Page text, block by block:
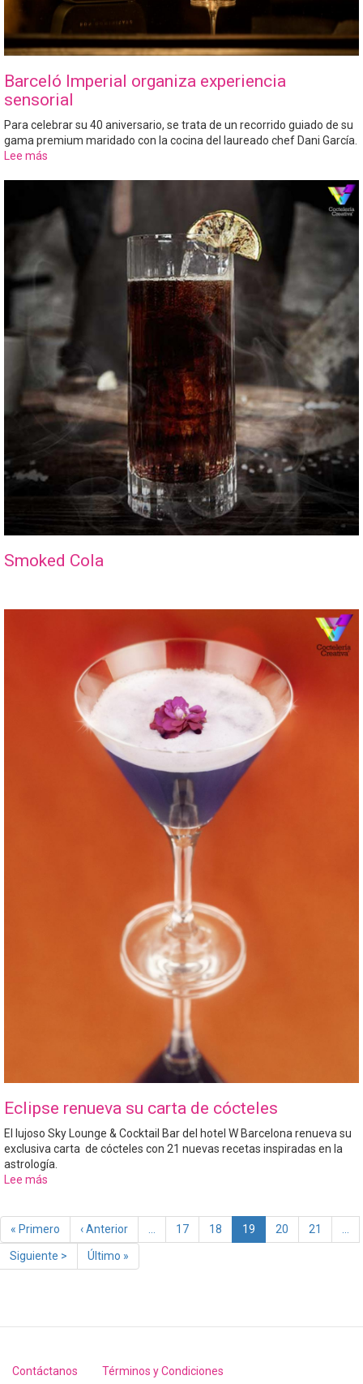
Barceló Imperial organiza experiencia
sensorial
Para celebrar su 40 aniversario, se trata de un recorrido guiado de su
gama premium maridado con la cocina del laureado chef Dani García.
Lee más
experiencia
Smoked Cola
Eclipse renueva su carta de cócteles
El lujoso Sky Lounge & Cocktail Bar del hotel W Barcelona renueva su
exclusiva carta de cócteles con 21 nuevas recetas inspiradas en la
astrología.
Lee más
su
carta
de
cócteles
Paginación
Primera
página
« Primero
Página
anterior
‹ Anterior Page
17 Page
18
Página
actual
19 Page
20 Page
21
Siguiente
página
Siguiente >
Última
página
Último »
Contáctanos Términos y Condiciones